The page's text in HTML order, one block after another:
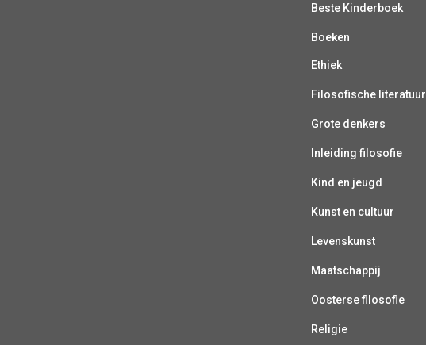
Beste Kinderboek
Boeken
Ethiek
Filosofische literatuur
Grote denkers
Inleiding filosofie
Kind en jeugd
Kunst en cultuur
Levenskunst
Maatschappij
Oosterse filosofie
Religie